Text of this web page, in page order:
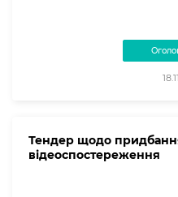
Тендер щодо
відеоспостереження